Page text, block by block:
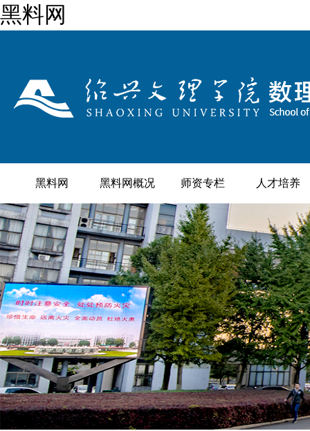
黑料网
黑料网 黑料网概况 师资专栏 人才培养